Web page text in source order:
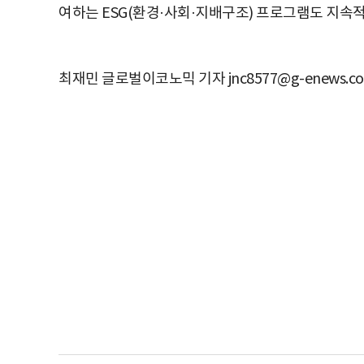
여하는 ESG(환경·사회·지배구조) 프로그램도 지속
최재민 글로벌이코노믹 기자 jnc8577@g-